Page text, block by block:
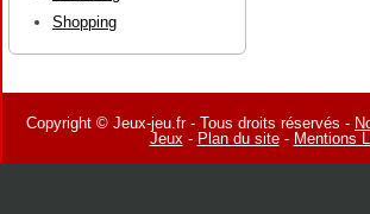
Shopping
Copyright © Jeux-jeu.fr - Tous droits réservés -
Jeux- Plan du site- Mentions